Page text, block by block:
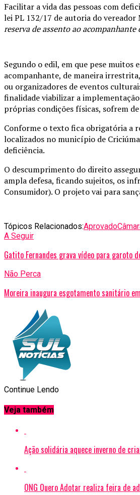
Facilitar a vida das pessoas com
lei PL 132/17 de autoria do
reserva de assento ao
Segundo o edil, em que pese muitos
acompanhante, de maneira
ou organizadores de eventos
finalidade viabilizar a
próprias condições físicas, sofrem
Conforme o texto fica obrigatória a
localizados no município de
deficiência.
O descumprimento do direito
ampla defesa, ficando sujeitos, os
Consumidor). O projeto vai para
Tópicos Relacionados:Aprovado
A Seguir
Gatito Fernandes grava vídeo para garoto
Não Perca
Moreira inaugura esgotamento sanitário
Continue Lendo
Veja também
Ação solidária aquece inverno de
ONG Quero Adotar realiza feira de